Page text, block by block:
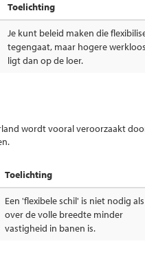
Toelichting
Je kunt beleid maken die
tegengaat, maar hogere
ligt dan op de loer.
wordt vooral veroorzaakt
Toelichting
Een 'flexibele schil' is niet nodig
over de volle breedte minder
vastigheid in banen is.